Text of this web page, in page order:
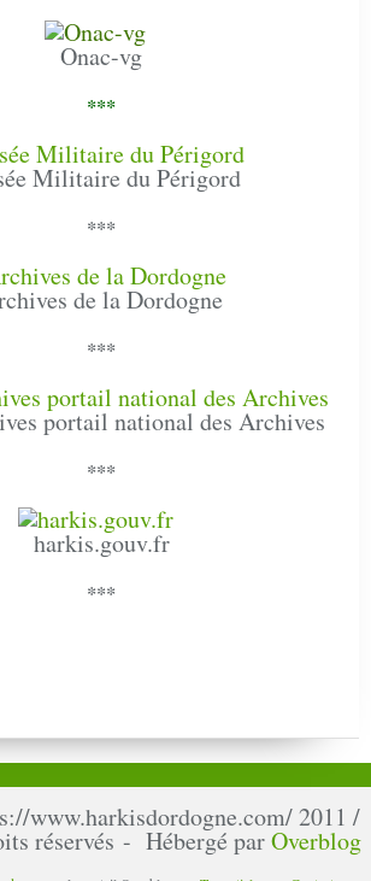
Onac-vg
***
Militaire du Périgord
***
de la Dordogne
***
portail national des Archives
***
harkis.gouv.fr
***
www.harkisdordogne.com/ 2011 /
réservés - Hébergé parOverblog